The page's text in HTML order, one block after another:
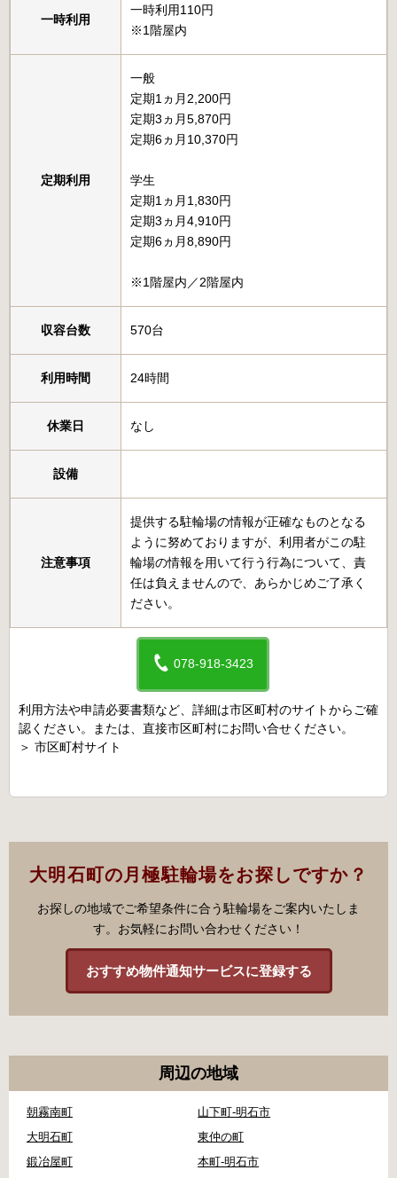
一時利用
一時利用110円
※1階屋内
定期利用
一般
定期1ヵ月2,200円
定期3ヵ月5,870円
定期6ヵ月10,370円
学生
定期1ヵ月1,830円
定期3ヵ月4,910円
定期6ヵ月8,890円
※1階屋内／2階屋内
収容台数 570台
利用時間 24時間
休業日 なし
設備
注意事項
提供する駐輪場の情報が正確なものとなる
ように努めておりますが、利用者がこの駐
輪場の情報を用いて行う行為について、責
任は負えませんので、あらかじめご了承く
ださい。
078-918-3423
利用方法や申請必要書類など、詳細は市区町村のサイトからご確
認ください。または、直接市区町村にお問い合せください。
＞ 市区町村サイト
大明石町の月極駐輪場をお探しですか？
お探しの地域でご希望条件に合う駐輪場をご案内いたしま
す。お気軽にお問い合わせください！
おすすめ物件通知サービスに登録する
周辺の地域
朝霧南町
山下町-明石市
大明石町
東仲の町
鍛冶屋町
本町-明石市